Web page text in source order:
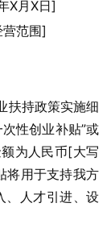
X月X日]
范围]
扶持政策实施细
性创业补贴”或
为人民币[大写
将用于支持我方
、人才引进、设